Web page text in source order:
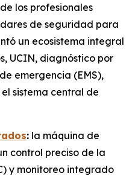
los profesionales
de seguridad para
un ecosistema integral
UCIN, diagnóstico por
emergencia (EMS),
sistema central de
: la máquina de
control preciso de la
y monitoreo integrado